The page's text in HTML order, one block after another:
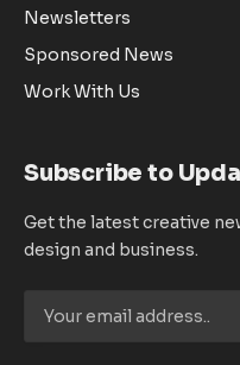
Newsletters
Sponsored News
Work With Us
Subscribe to
Get the latest creative
design and business.